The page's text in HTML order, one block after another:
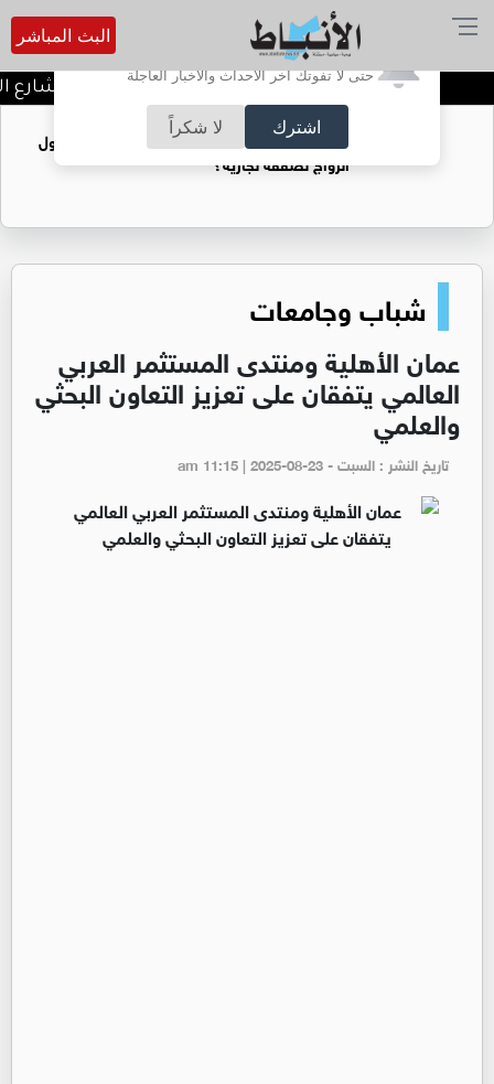
أترغب في تفعيل الإشعارات؟
حتى لا تفوتك آخر الأحداث والأخبار العاجلة
اشترك لا شكراً
البث المباشر
توقيف شبكات دعارة في شارع
فتيات يستغللنه لتحقيق مكاسب مادية.. هل تحول
الزواج لصفقة تجارية؟
شباب وجامعات
عمان الأهلية ومنتدى المستثمر العربي
العالمي يتفقان على تعزيز التعاون البحثي
والعلمي
تاريخ النشر : السبت - am 11:15 | 2025-08-23